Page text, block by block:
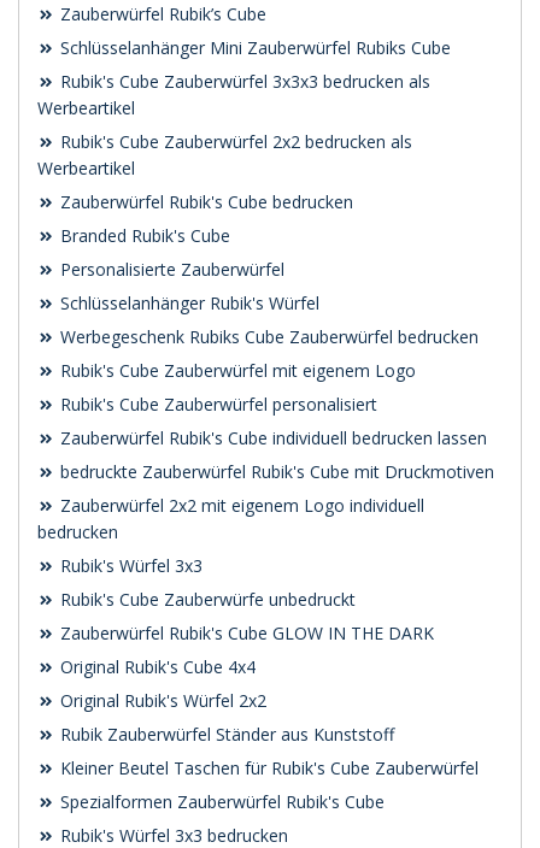
Zauberwürfel Rubik’s Cube
Schlüsselanhänger Mini Zauberwürfel Rubiks Cube
Rubik's Cube Zauberwürfel 3x3x3 bedrucken als
Werbeartikel
Rubik's Cube Zauberwürfel 2x2 bedrucken als
Werbeartikel
Zauberwürfel Rubik's Cube bedrucken
Branded Rubik's Cube
Personalisierte Zauberwürfel
Schlüsselanhänger Rubik's Würfel
Werbegeschenk Rubiks Cube Zauberwürfel bedrucken
Rubik's Cube Zauberwürfel mit eigenem Logo
Rubik's Cube Zauberwürfel personalisiert
Zauberwürfel Rubik's Cube individuell bedrucken lassen
bedruckte Zauberwürfel Rubik's Cube mit Druckmotiven
Zauberwürfel 2x2 mit eigenem Logo individuell
bedrucken
Rubik's Würfel 3x3
Rubik's Cube Zauberwürfe unbedruckt
Zauberwürfel Rubik's Cube GLOW IN THE DARK
Original Rubik's Cube 4x4
Original Rubik's Würfel 2x2
Rubik Zauberwürfel Ständer aus Kunststoff
Kleiner Beutel Taschen für Rubik's Cube Zauberwürfel
Spezialformen Zauberwürfel Rubik's Cube
Rubik's Würfel 3x3 bedrucken